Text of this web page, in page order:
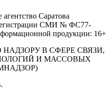
Саратова
СМИ № ФС77-
продукции: 16+
В СФЕРЕ СВЯЗИ,
И МАССОВЫХ